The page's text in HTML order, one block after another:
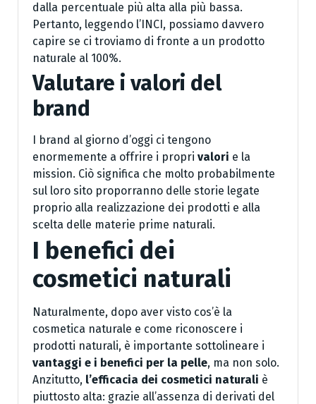
dalla percentuale più alta alla più bassa.
Pertanto, leggendo l’INCI, possiamo davvero
capire se ci troviamo di fronte a un prodotto
naturale al 100%.
Valutare i valori del
brand
I brand al giorno d’oggi ci tengono
enormemente a offrire i propri valori e la
mission. Ciò significa che molto probabilmente
sul loro sito proporranno delle storie legate
proprio alla realizzazione dei prodotti e alla
scelta delle materie prime naturali.
I benefici dei
cosmetici naturali
Naturalmente, dopo aver visto cos’è la
cosmetica naturale e come riconoscere i
prodotti naturali, è importante sottolineare i
vantaggi e i benefici per la pelle, ma non solo.
Anzitutto, l’efficacia dei cosmetici naturali è
piuttosto alta: grazie all’assenza di derivati del